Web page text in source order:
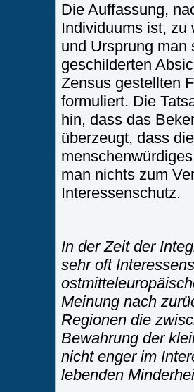
Die Auffassung,
Individuums ist, zu
und Ursprung man
geschilderten
Zensus gestellten
formuliert. Die
hin, dass das
überzeugt, dass
man nichts zum
Interessenschutz.
In der Zeit der
sehr oft
Meinung nach
Regionen die
Bewahrung der
nicht enger im
lebenden